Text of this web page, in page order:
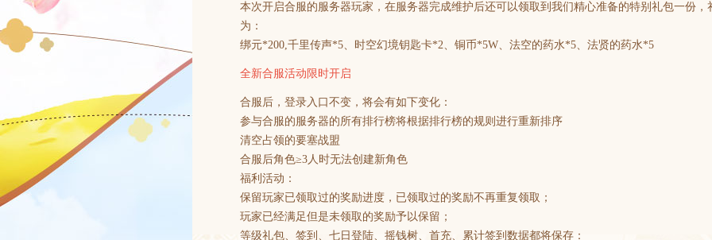
本次开启合服的服务器玩家，在服务器完成维护后还可以领取到我们精心准备的特别礼包一份，
为：
绑元*200,千里传声*5、时空幻境钥匙卡*2、铜币*5W、法空的药水*5、法贤的药水*5
全新合服活动限时开启
合服后，登录入口不变，将会有如下变化：
参与合服的服务器的所有排行榜将根据排行榜的规则进行重新排序
清空占领的要塞战盟
合服后角色≥3人时无法创建新角色
福利活动：
保留玩家已领取过的奖励进度，已领取过的奖励不再重复领取；
玩家已经满足但是未领取的奖励予以保留；
等级礼包、签到、七日登陆、摇钱树、首充、累计签到数据都将保存：